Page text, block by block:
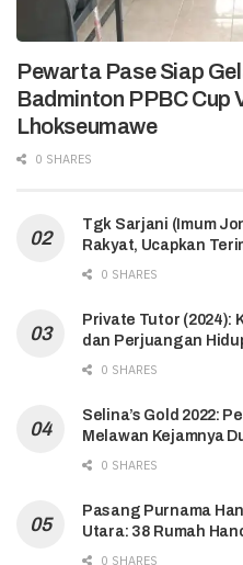
Pewarta Pase Siap
Badminton PPBC Cup
Lhokseumawe
0 SHARES
Tgk Sarjani (Imum
Rakyat, Ucapkan
0 SHARES
Private Tutor (2024):
dan Perjuangan
0 SHARES
Selina’s Gold 2022:
Melawan Kejamnya
0 SHARES
Pasang Purnama
Utara: 38 Rumah
0 SHARES